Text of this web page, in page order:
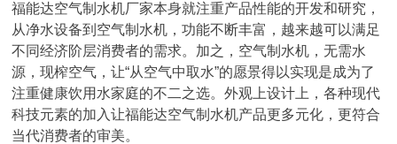
福能达空气制水机厂家本身就注重产品性能的开发和研究，
从净水设备到空气制水机，功能不断丰富，越来越可以满足
不同经济阶层消费者的需求。加之，空气制水机，无需水
源，现榨空气，让“从空气中取水”的愿景得以实现是成为了
注重健康饮用水家庭的不二之选。外观上设计上，各种现代
科技元素的加入让福能达空气制水机产品更多元化，更符合
当代消费者的审美。